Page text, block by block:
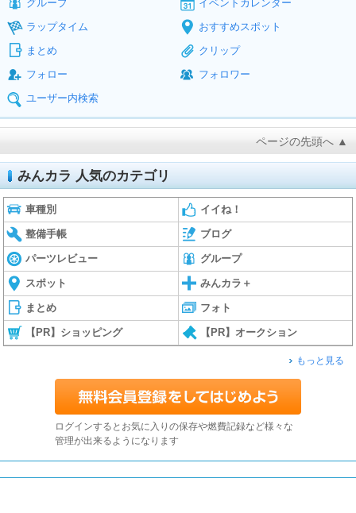
グループ
イベントカレンダー
ラップタイム
おすすめスポット
まとめ
クリップ
フォロー
フォロワー
ユーザー内検索
ページの先頭へ ▲
みんカラ 人気のカテゴリ
車種別 イイね！
整備手帳 ブログ
パーツレビュー グループ
スポット みんカラ＋
まとめ フォト
【PR】ショッピング 【PR】オークション
もっと見る
ログインするとお気に入りの保存や燃費記録など様々な
管理が出来るようになります